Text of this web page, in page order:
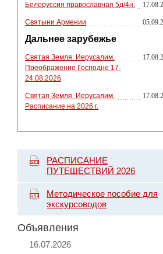
Белоруссия православная 5д/4н.
Святыни Армении
Дальнее зарубежье
Святая Земля. Иерусалим.
Преображение Господне 17-
24.08.2026
Святая Земля. Иерусалим.
Расписание на 2026 г.
РАСПИСАНИЕ
ПУТЕШЕСТВИЙ 2026
Методическое пособие для
экскурсоводов
Объявления
16.07.2026